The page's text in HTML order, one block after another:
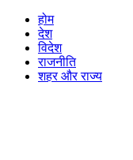
होम
देश
विदेश
राजनीति
शहर और राज्य